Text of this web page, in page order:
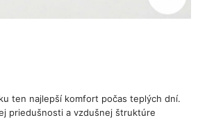
ten najlepší komfort počas teplých dní.
priedušnosti a vzdušnej štruktúre